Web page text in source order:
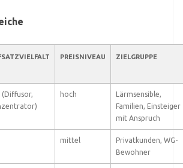
PREISNIVEAU ZIELGRUPPE
(Diffusor,
hoch
Lärmsensible,
Familien, Einsteiger
mit Anspruch
mittel
Privatkunden, WG-
Bewohner